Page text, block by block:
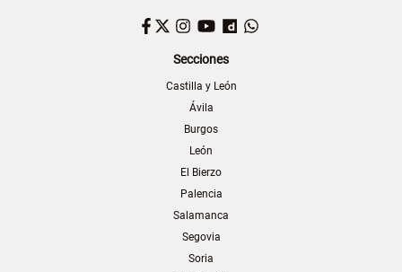
Facebook
TwitterInstagram
YouTubeDailymotion
Secciones
Castilla y León
Ávila
Burgos
León
El Bierzo
Palencia
Salamanca
Segovia
Soria